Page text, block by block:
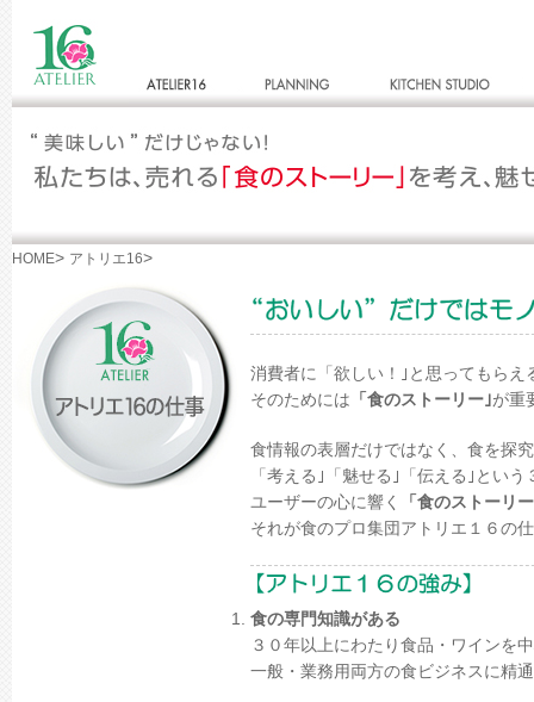
HOME> アトリエ16>
消費者に「欲しい！｣と思ってもら
そのためには 「食のストーリー｣が重
食情報の表層だけではなく、食を探
「考える｣「魅せる｣「伝える｣とい
ユーザーの心に響く
「食のストーリ
それが食のプロ集団アトリエ１６の
食の専門知識がある
３０年以上にわたり食品・ワインを
一般・業務用両方の食ビジネスに精